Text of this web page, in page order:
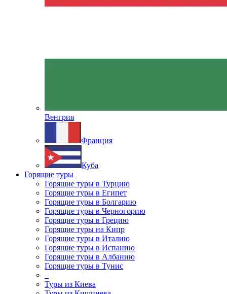
Венгрия
Франция
Куба
Горящие туры
Горящие туры в Турцию
Горящие туры в Египет
Горящие туры в Болгарию
Горящие туры в Черногорию
Горящие туры в Грецию
Горящие туры на Кипр
Горящие туры в Италию
Горящие туры в Испанию
Горящие туры в Албанию
Горящие туры в Тунис
–
Туры из Киева